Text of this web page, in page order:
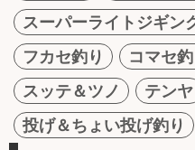
スーパーライトジギン
フカセ釣り
コマセ釣
スッテ＆ツノ
テンヤ
投げ＆ちょい投げ釣り